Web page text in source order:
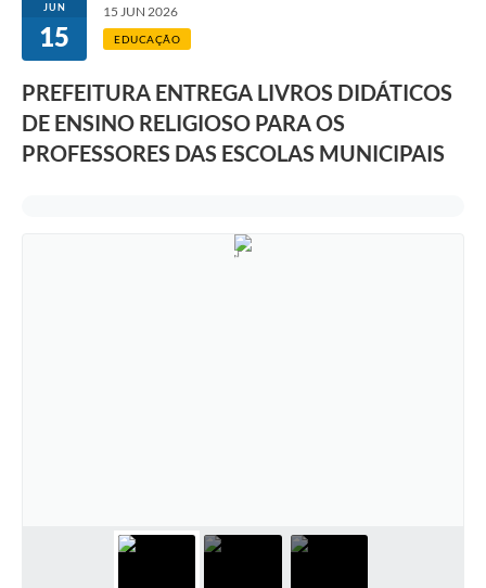
Secretarias/Centrais
COVID-19
Prefeito Municipal
JUN
15
15 JUN 2026
EDUCAÇÃO
PREFEITURA ENTREGA LIVROS DIDÁTICOS
DE ENSINO RELIGIOSO PARA OS
PROFESSORES DAS ESCOLAS MUNICIPAIS